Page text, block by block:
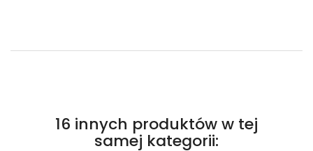
16 innych produktów w tej
samej kategorii: